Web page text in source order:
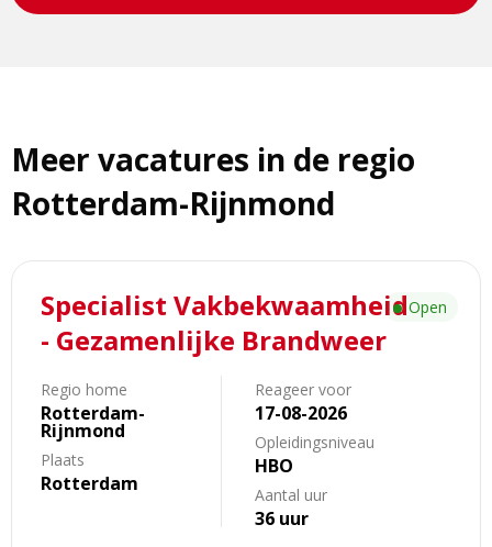
Meer vacatures in de regio
Rotterdam-Rijnmond
Specialist Vakbekwaamheid
- Gezamenlijke Brandweer
Regio home
Rotterdam-
Rijnmond
Plaats
Rotterdam
Reageer voor
17-08-2026
Opleidingsniveau
HBO
Aantal uur
36 uur
Open
Lees
meer
Specialist
Vakbekwaamheid
Gezamenlijke
Brandweer